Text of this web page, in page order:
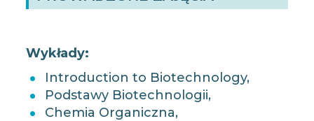
Wykłady:
Introduction to Biotechnology,
Podstawy Biotechnologii,
Chemia Organiczna,